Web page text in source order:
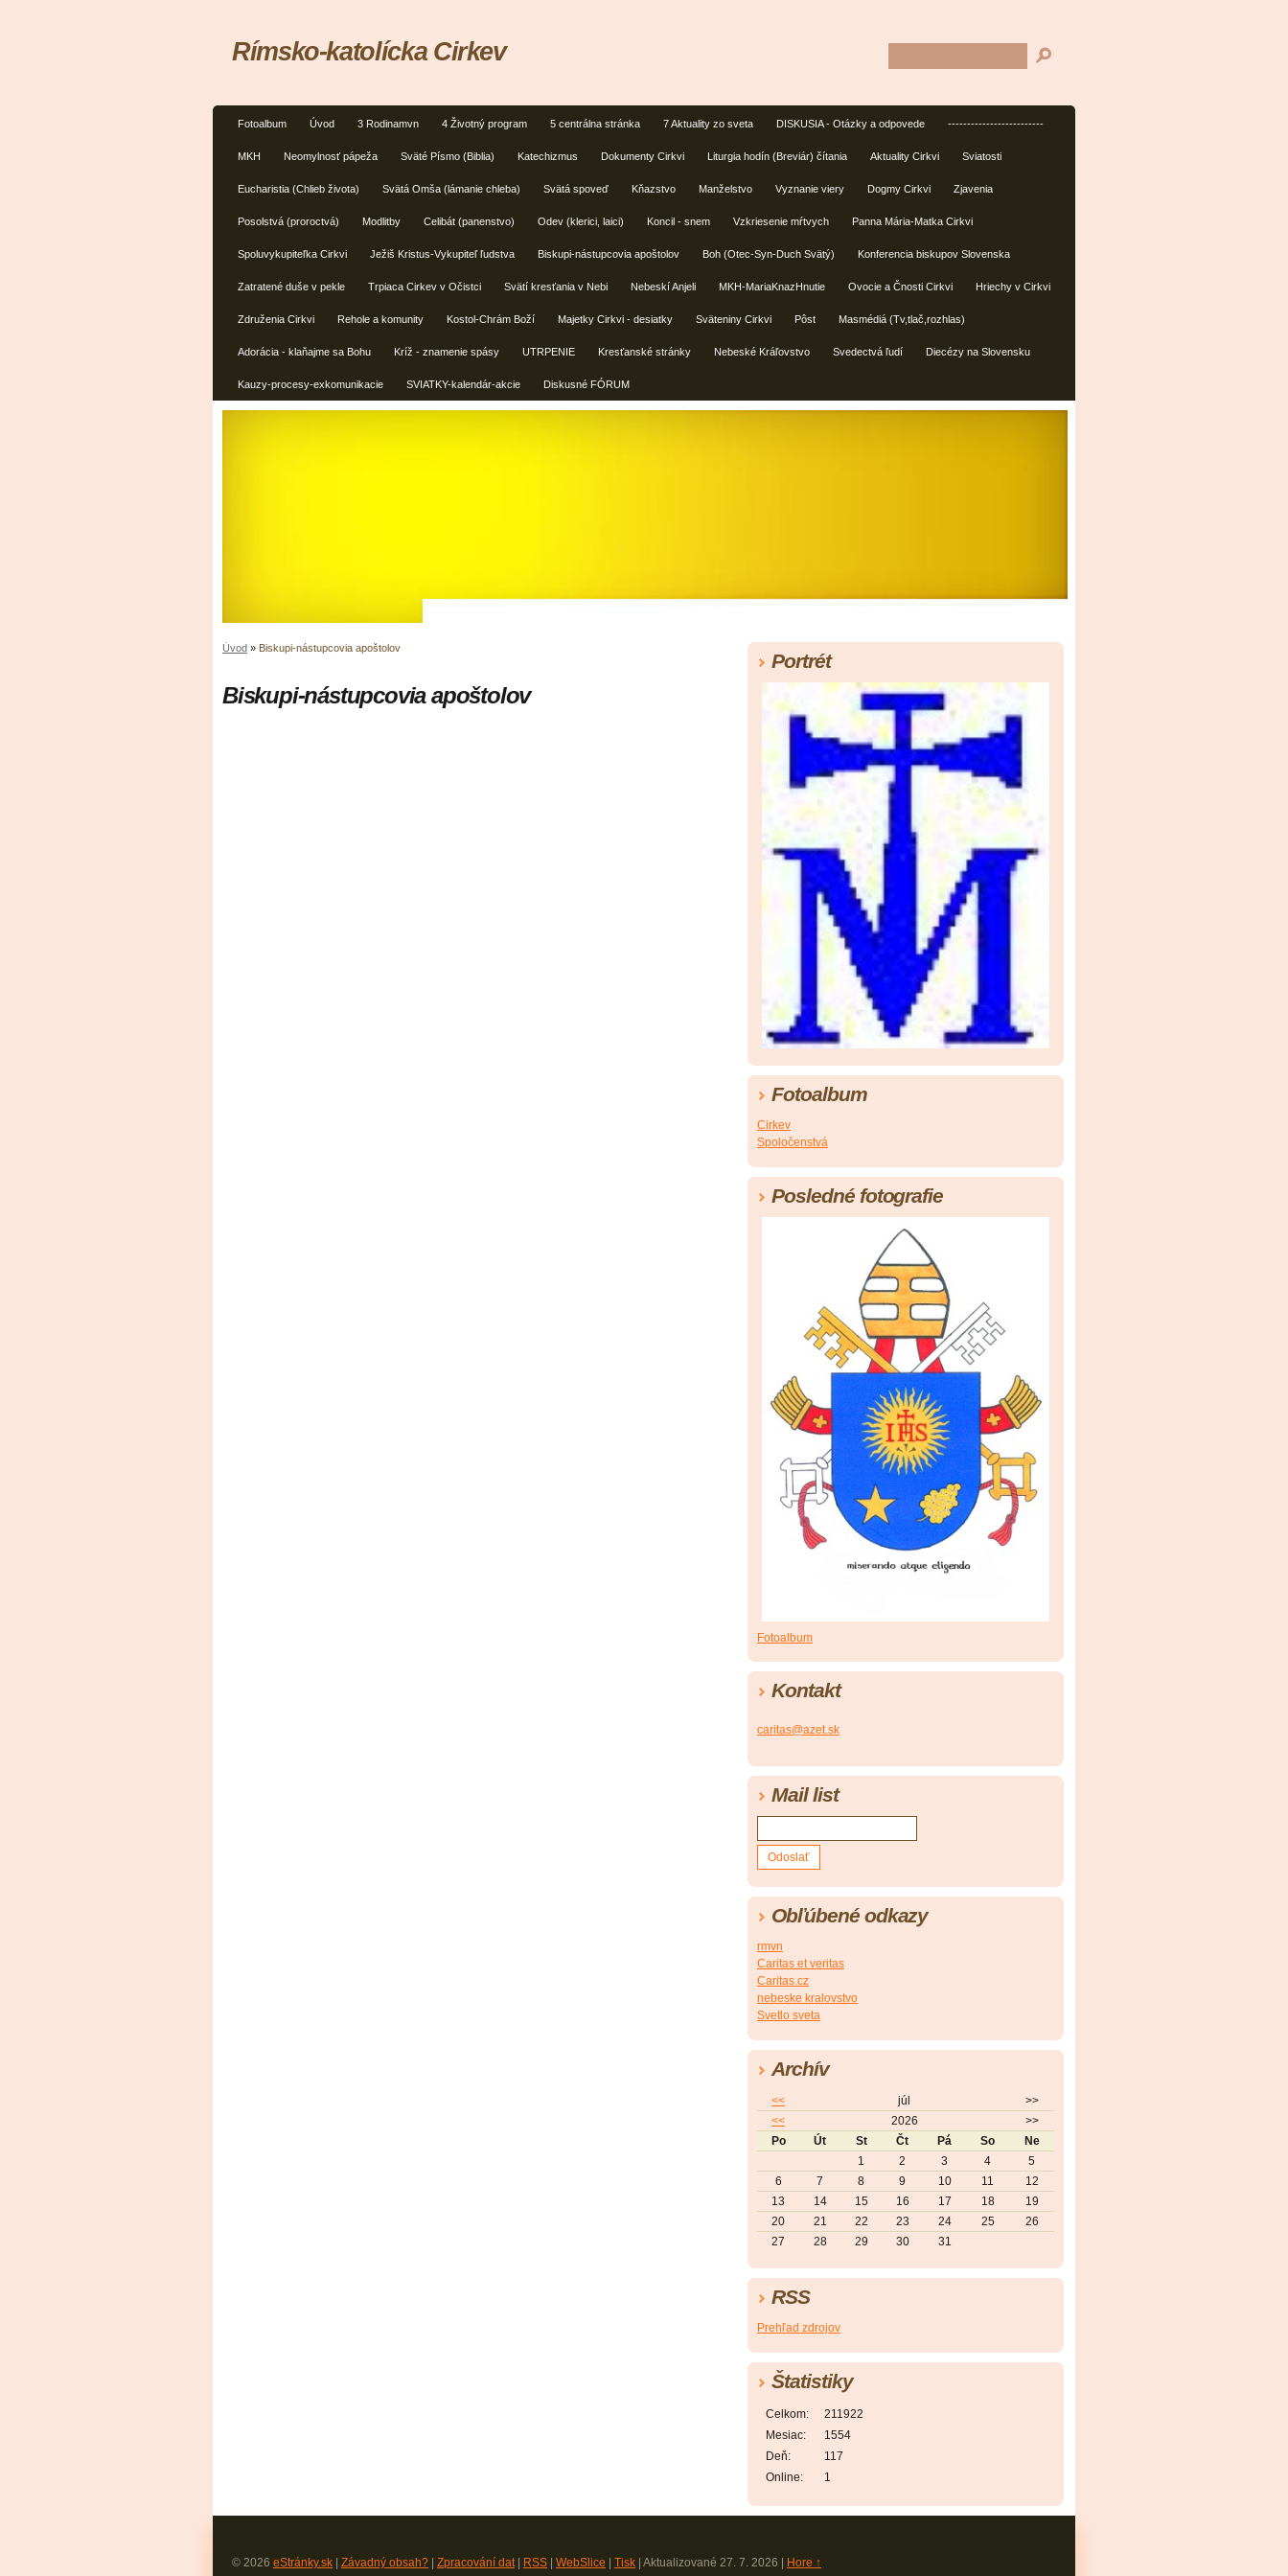
Fotoalbum Úvod 3 Rodinamvn 4 Životný program 5 centrálna stránka 7 Aktuality zo sveta DISKUSIA - Otázky a odpovede -------------------------
MKH Neomylnosť pápeža Sväté Písmo (Biblia) Katechizmus Dokumenty Cirkvi Liturgia hodín (Breviár) čítania Aktuality Cirkvi Sviatosti
Eucharistia (Chlieb života) Svätá Omša (lámanie chleba) Svätá spoveď Kňazstvo Manželstvo Vyznanie viery Dogmy Cirkvi Zjavenia
Posolstvá (proroctvá) Modlitby Celibát (panenstvo) Odev (klerici, laici) Koncil - snem Vzkriesenie mŕtvych Panna Mária-Matka Cirkvi
Spoluvykupiteľka Cirkvi Ježiš Kristus-Vykupiteľ ľudstva Biskupi-nástupcovia apoštolov Boh (Otec-Syn-Duch Svätý) Konferencia biskupov Slovenska
Zatratené duše v pekle Trpiaca Cirkev v Očistci Svätí kresťania v Nebi Nebeskí Anjeli MKH-MariaKnazHnutie Ovocie a Čnosti Cirkvi Hriechy v Cirkvi
Združenia Cirkvi Rehole a komunity Kostol-Chrám Boží Majetky Cirkvi - desiatky Sväteniny Cirkvi Pôst Masmédiá (Tv,tlač,rozhlas)
Adorácia - klaňajme sa Bohu Kríž - znamenie spásy UTRPENIE Kresťanské stránky Nebeské Kráľovstvo Svedectvá ľudí Diecézy na Slovensku
Kauzy-procesy-exkomunikacie SVIATKY-kalendár-akcie Diskusné FÓRUM
Rímsko-katolícka Cirkev
Úvod » Biskupi-nástupcovia apoštolov
Biskupi-nástupcovia apoštolov
Portrét
Fotoalbum
Cirkev
Spoločenstvá
Posledné fotografie
Fotoalbum
Kontakt
caritas@azet.sk
Mail list
Obľúbené odkazy
rmvn
Caritas et veritas
Caritas.cz
nebeske kralovstvo
Svetlo sveta
Archív
<< júl
>>
<<
2026
>>
Po
Út St Čt Pá So
Ne
1
2 3 4
5
6
7 8 9 10 11
12
13
14 15 16 17 18
19
20
21 22 23 24 25
26
27
28 29 30 31
RSS
Prehľad zdrojov
Štatistiky
Online: 1
Celkom:
211922
Mesiac:
1554
Deň:
117
© 2026 eStránky.sk | Závadný obsah? | Zpracování dat | RSS | WebSlice | Tisk | Aktualizované 27. 7. 2026 | Hore ↑